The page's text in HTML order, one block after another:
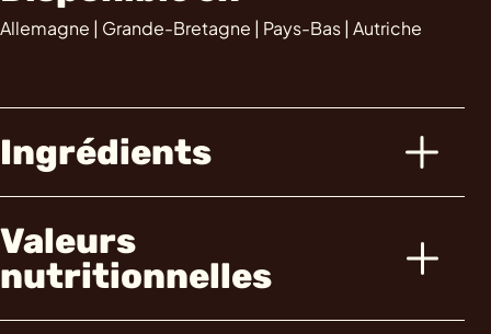
Allemagne | Grande-Bretagne | Pays-Bas | Autriche
Ingrédients
Valeurs
nutritionnelles